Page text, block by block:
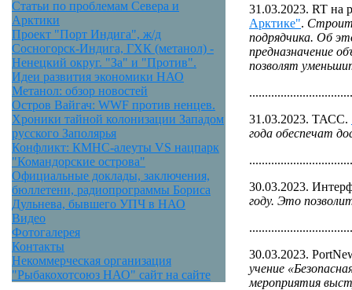
Статьи по проблемам Севера и
Арктики
Проект "Порт Индига", ж/д
Сосногорск-Индига, ГХК (метанол) -
Ненецкий округ. "За" и "Против".
Идеи развития экономики НАО
Метанол: обзор новостей
Остров Вайгач: WWF против ненцев.
Хроники тайной колонизации Западом
русского Заполярья
Конфликт: КМНС-алеуты VS нацпарк
"Командорские острова"
Официальные доклады, заключения,
бюллетени, радиопрограммы Бориса
Дульнева, бывшего УПЧ в НАО
Видео
Фотогалерея
Контакты
Некоммерческая организация
"Рыбакохотсоюз НАО" сайт на сайте
31.03.2023. RT на
Арктике".
подрядчика. Об
предназначение
позволят
31.03.2023. ТАСС.
года обеспечат
30.03.2023.
году. Это
30.03.2023.
учение
мероприятия